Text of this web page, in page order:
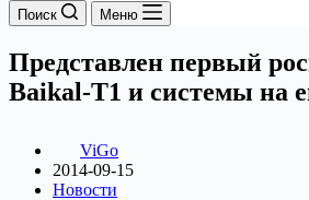
Поиск Меню
Представлен первый
Baikal-T1 и системы на
ViGo
2014-09-15
Новости